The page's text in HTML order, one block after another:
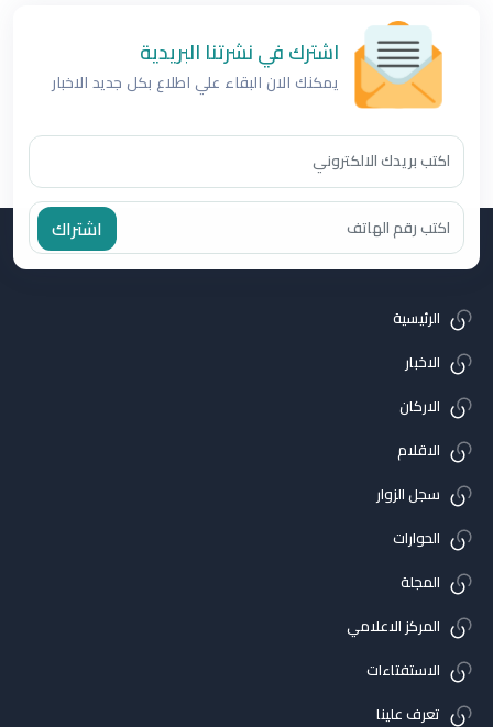
اشترك في نشرتنا البريدية
يمكنك الان البقاء علي اطلاع بكل جديد الاخبار
اشتراك
الرئيسية
الاخبار
الاركان
الاقلام
سجل الزوار
الحوارات
المجلة
المركز الاعلامي
الاستفتاءات
تعرف علينا